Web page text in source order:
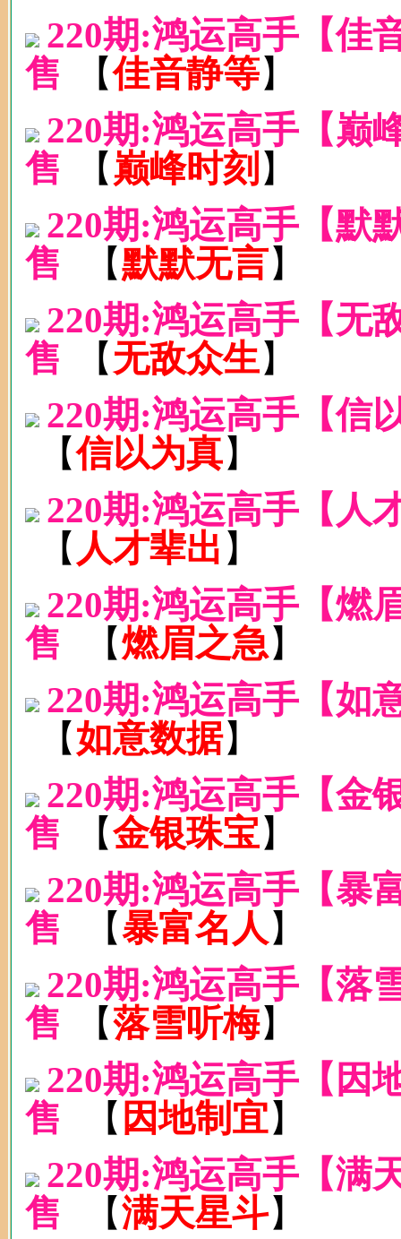
220期:鸿运高手【
售
【佳音静等】
220期:鸿运高手【
售
【 巅峰时刻 】
220期:鸿运高手【
售
【默默无言】
220期:鸿运高手【
售
【 无敌众生】
220期:鸿运高手【
【信以为真】
220期:鸿运高手【
【 人才辈出 】
220期:鸿运高手【
售
【燃眉之急】
220期:鸿运高手【
【如意数据】
220期:鸿运高手【
售
【金银珠宝】
220期:鸿运高手【
售
【暴富名人 】
220期:鸿运高手【
售
【落雪听梅】
220期:鸿运高手【
售
【 因地制宜】
220期:鸿运高手【
售
【满天星斗】